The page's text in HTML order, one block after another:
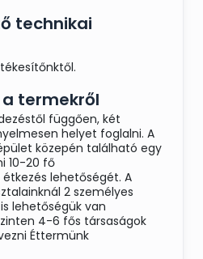
technikai
termekről
függően, két
helyet foglalni. A
közepén található egy
10-20 fő
lehetőségét. A
2 személyes
lehetőségük van
4-6 fős társaságok
Éttermünk